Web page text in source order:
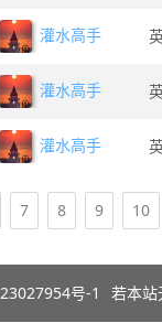
灌水高手
灌水高手
灌水高手
7 8 9 10
号-1 若本